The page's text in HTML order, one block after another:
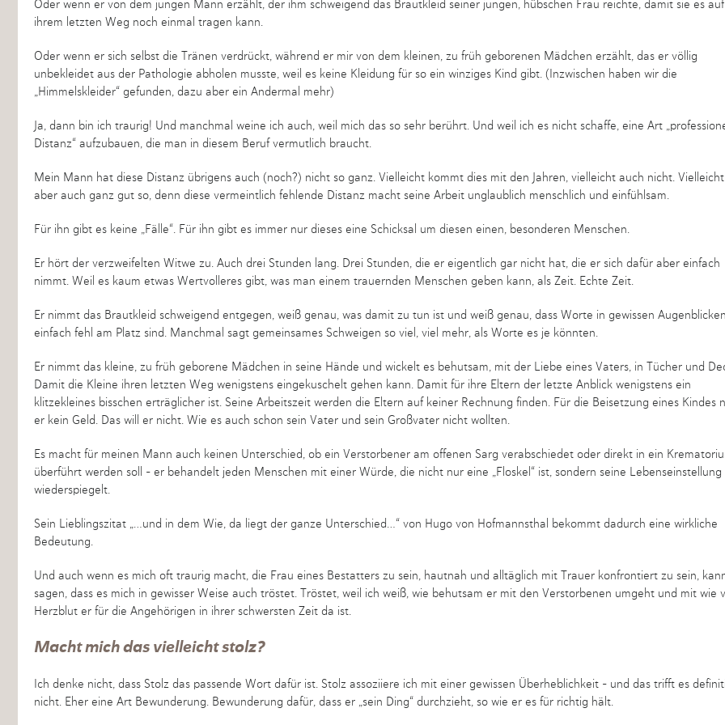
Oder wenn er von dem jungen Mann erzählt, der ihm schweigend das Brautkleid seiner jungen, hübschen Frau reichte, damit sie es auf
ihrem letzten Weg noch einmal tragen kann.
Oder wenn er sich selbst die Tränen verdrückt, während er mir von dem kleinen, zu früh geborenen Mädchen erzählt, das er völlig
unbekleidet aus der Pathologie abholen musste, weil es keine Kleidung für so ein winziges Kind gibt. (Inzwischen haben wir die
„Himmelskleider“ gefunden, dazu aber ein Andermal mehr)
Ja, dann bin ich traurig! Und manchmal weine ich auch, weil mich das so sehr berührt. Und weil ich es nicht schaffe, eine Art
Distanz“ aufzubauen, die man in diesem Beruf vermutlich braucht.
Mein Mann hat diese Distanz übrigens auch (noch?) nicht so ganz. Vielleicht kommt dies mit den Jahren, vielleicht auch nicht.
aber auch ganz gut so, denn diese vermeintlich fehlende Distanz macht seine Arbeit unglaublich menschlich und einfühlsam.
Für ihn gibt es keine „Fälle“. Für ihn gibt es immer nur dieses eine Schicksal um diesen einen, besonderen Menschen.
Er hört der verzweifelten Witwe zu. Auch drei Stunden lang. Drei Stunden, die er eigentlich gar nicht hat, die er sich dafür aber einfach
nimmt. Weil es kaum etwas Wertvolleres gibt, was man einem trauernden Menschen geben kann, als Zeit. Echte Zeit.
Er nimmt das Brautkleid schweigend entgegen, weiß genau, was damit zu tun ist und weiß genau, dass Worte in gewissen Augenblicken
einfach fehl am Platz sind. Manchmal sagt gemeinsames Schweigen so viel, viel mehr, als Worte es je könnten.
Er nimmt das kleine, zu früh geborene Mädchen in seine Hände und wickelt es behutsam, mit der Liebe eines Vaters, in Tücher und
Damit die Kleine ihren letzten Weg wenigstens eingekuschelt gehen kann. Damit für ihre Eltern der letzte Anblick wenigstens ein
klitzekleines bisschen erträglicher ist. Seine Arbeitszeit werden die Eltern auf keiner Rechnung finden. Für die Beisetzung eines Kindes
er kein Geld. Das will er nicht. Wie es auch schon sein Vater und sein Großvater nicht wollten.
Es macht für meinen Mann auch keinen Unterschied, ob ein Verstorbener am offenen Sarg verabschiedet oder direkt in ein
überführt werden soll – er behandelt jeden Menschen mit einer Würde, die nicht nur eine „Floskel“ ist, sondern seine Lebenseinstellung
wiederspiegelt.
Sein Lieblingszitat „…und in dem Wie, da liegt der ganze Unterschied…“ von Hugo von Hofmannsthal bekommt dadurch eine wirkliche
Bedeutung.
Und auch wenn es mich oft traurig macht, die Frau eines Bestatters zu sein, hautnah und alltäglich mit Trauer konfrontiert zu sein,
sagen, dass es mich in gewisser Weise auch tröstet. Tröstet, weil ich weiß, wie behutsam er mit den Verstorbenen umgeht und mit wie
Herzblut er für die Angehörigen in ihrer schwersten Zeit da ist.
Macht mich das vielleicht stolz?
Ich denke nicht, dass Stolz das passende Wort dafür ist. Stolz assoziiere ich mit einer gewissen Überheblichkeit – und das trifft es
nicht. Eher eine Art Bewunderung. Bewunderung dafür, dass er „sein Ding“ durchzieht, so wie er es für richtig hält.